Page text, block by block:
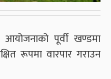
पूर्वी खण्डमा
रूपमा वारपार गराउन